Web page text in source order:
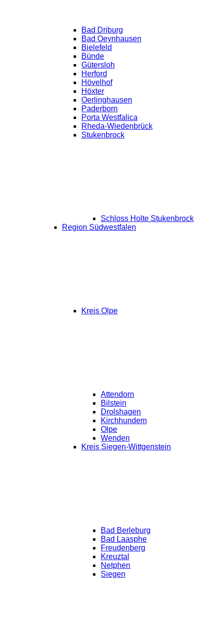
Bad Driburg
Bad Oeynhausen
Bielefeld
Bünde
Gütersloh
Herford
Hövelhof
Höxter
Oerlinghausen
Paderborn
Porta Westfalica
Rheda-Wiedenbrück
Stukenbrock
Schloss Holte Stukenbrock
Region Südwestfalen
Kreis Olpe
Attendorn
Bilstein
Drolshagen
Kirchhundem
Olpe
Wenden
Kreis Siegen-Wittgenstein
Bad Berleburg
Bad Laasphe
Freudenberg
Kreuztal
Netphen
Siegen